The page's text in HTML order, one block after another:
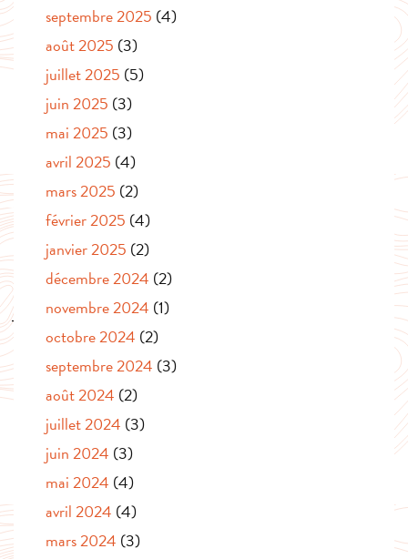
septembre 2025 (4)
août 2025 (3)
juillet 2025 (5)
juin 2025 (3)
mai 2025 (3)
avril 2025 (4)
mars 2025 (2)
février 2025 (4)
janvier 2025 (2)
décembre 2024 (2)
novembre 2024 (1)
octobre 2024 (2)
septembre 2024 (3)
août 2024 (2)
juillet 2024 (3)
juin 2024 (3)
mai 2024 (4)
avril 2024 (4)
mars 2024 (3)